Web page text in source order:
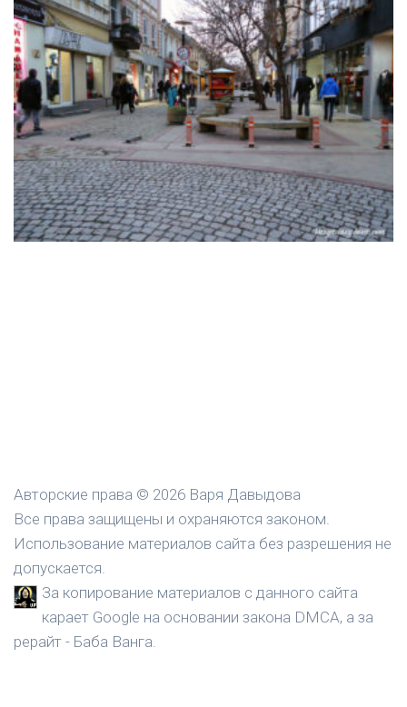
Авторские права © 2026 Варя Давыдова
Все права защищены и охраняются законом.
Использование материалов сайта без разрешения не
допускается.
За копирование материалов с данного сайта
карает Google на основании закона DMCA, а за
рерайт - Баба Ванга.